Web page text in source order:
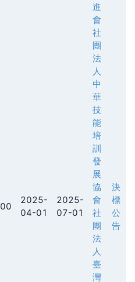
2025-
04-01
2025-
07-01
進
會
社
團
法
人
中
華
技
能
培
訓
發
展
協
會
社
團
法
人
臺
灣
決
標
公
告